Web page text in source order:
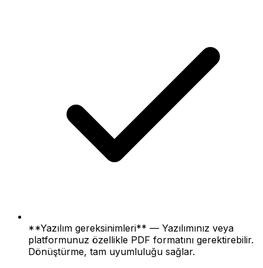
**Yazılım gereksinimleri** — Yazılımınız veya
platformunuz özellikle PDF formatını gerektirebilir.
Dönüştürme, tam uyumluluğu sağlar.